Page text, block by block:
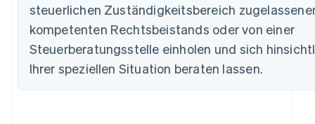
steuerlichen Zuständigkeitsbereich
kompetenten Rechtsbeistands oder von einer
Steuerberatungsstelle einholen und sich
Ihrer speziellen Situation beraten lassen.
Dänemark
English
Deutschland
Deutsch English
Estland